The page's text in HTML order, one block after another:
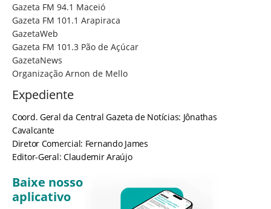
Gazeta FM 94.1 Maceió
Gazeta FM 101.1 Arapiraca
GazetaWeb
Gazeta FM 101.3 Pão de Açúcar
GazetaNews
Organização Arnon de Mello
Expediente
Coord. Geral da Central Gazeta de Notícias: Jônathas
Cavalcante
Diretor Comercial: Fernando James
Editor-Geral: Claudemir Araújo
Baixe nosso
aplicativo